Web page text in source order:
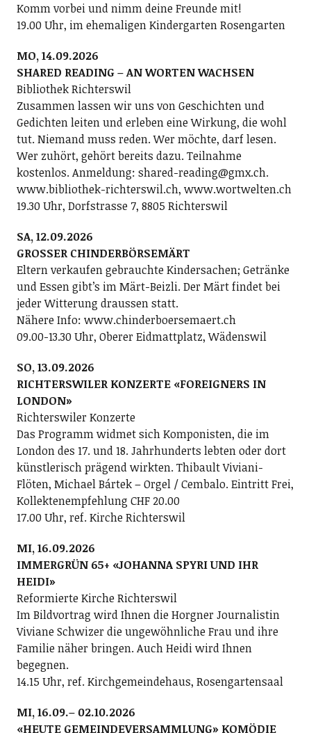
Komm vorbei und nimm deine Freunde mit!
19.00 Uhr, im ehemaligen Kindergarten Rosengarten
MO, 14.09.2026
SHARED READING – AN WORTEN WACHSEN
Bibliothek Richterswil
Zusammen lassen wir uns von Geschichten und
Gedichten leiten und erleben eine Wirkung, die wohl
tut. Niemand muss reden. Wer möchte, darf lesen.
Wer zuhört, gehört bereits dazu. Teilnahme
kostenlos. Anmeldung: shared-reading@gmx.ch.
www.bibliothek-richterswil.ch, www.wortwelten.ch
19.30 Uhr, Dorfstrasse 7, 8805 Richterswil
SA, 12.09.2026
GROSSER CHINDERBÖRSEMÄRT
Eltern verkaufen gebrauchte Kindersachen; Getränke
und Essen gibt’s im Märt-Beizli. Der Märt findet bei
jeder Witterung draussen statt.
Nähere Info: www.chinderboersemaert.ch
09.00-13.30 Uhr, Oberer Eidmattplatz, Wädenswil
SO, 13.09.2026
RICHTERSWILER KONZERTE «FOREIGNERS IN
LONDON»
Richterswiler Konzerte
Das Programm widmet sich Komponisten, die im
London des 17. und 18. Jahrhunderts lebten oder dort
künstlerisch prägend wirkten. Thibault Viviani-
Flöten, Michael Bártek – Orgel / Cembalo. Eintritt Frei,
Kollektenempfehlung CHF 20.00
17.00 Uhr, ref. Kirche Richterswil
MI, 16.09.2026
IMMERGRÜN 65+ «JOHANNA SPYRI UND IHR
HEIDI»
Reformierte Kirche Richterswil
Im Bildvortrag wird Ihnen die Horgner Journalistin
Viviane Schwizer die ungewöhnliche Frau und ihre
Familie näher bringen. Auch Heidi wird Ihnen
begegnen.
14.15 Uhr, ref. Kirchgemeindehaus, Rosengartensaal
MI, 16.09.– 02.10.2026
«HEUTE GEMEINDEVERSAMMLUNG» KOMÖDIE